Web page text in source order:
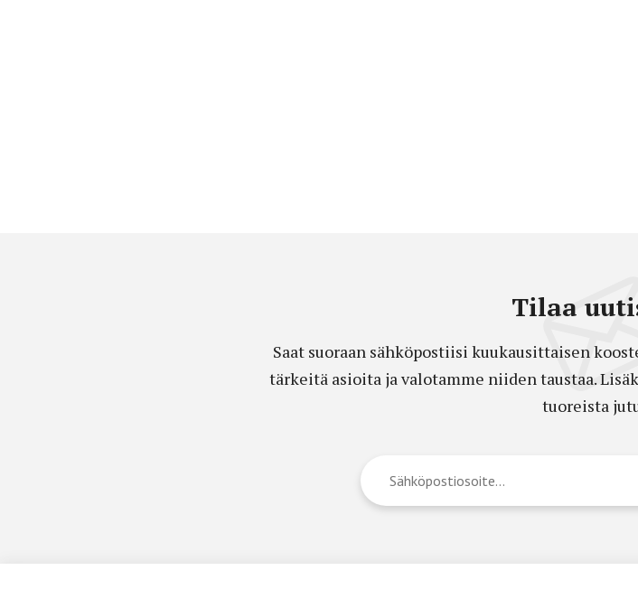
Tilaa
Saat suoraan sähköpostiisi kuukausittaisen
tärkeitä asioita ja valotamme niiden taustaa.
tuoreista